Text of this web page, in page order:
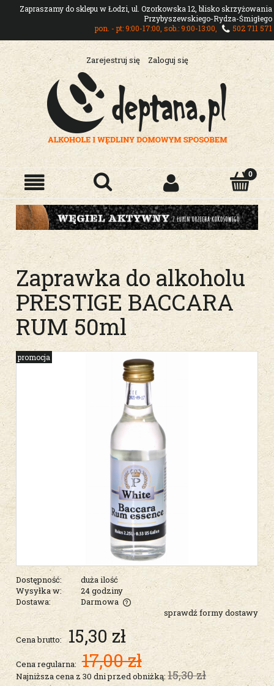
Zapraszamy do sklepu w Łodzi, ul. Ozorkowska 12, blisko skrzyżowania
Przybyszewskiego-Rydza-Śmigłego
pon. - pt: 9:00-17:00, sob.: 9:00-13:00,
502 711 571
Zarejestruj się Zaloguj się
Zaprawka do alkoholu
PRESTIGE BACCARA
RUM 50ml
promocja
Dostępność:
duża ilość
Wysyłka w:
24 godziny
Dostawa:
Darmowa
Cena nie zawiera ewentualnych kosztów płatności
sprawdź formy dostawy
Cena brutto: 15,30 zł
Cena regularna: 17,00 zł
Najniższa cena z 30 dni przed obniżką:15,30 zł